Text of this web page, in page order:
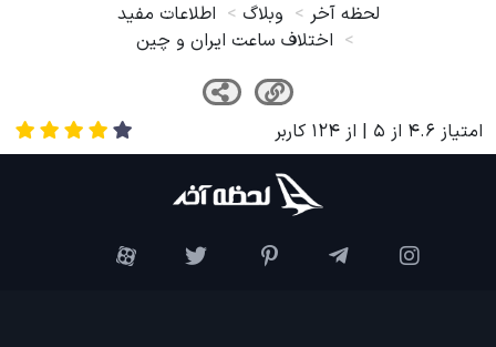
لحظه آخر وبلاگ
اطلاعات مفید
اختلاف ساعت ایران و چین
امتیاز 4.6 از 5 | از 124 کاربر